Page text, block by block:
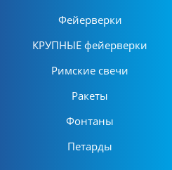
Фейерверки
КРУПНЫЕ фейерверки
Римские свечи
Ракеты
Фонтаны
Петарды